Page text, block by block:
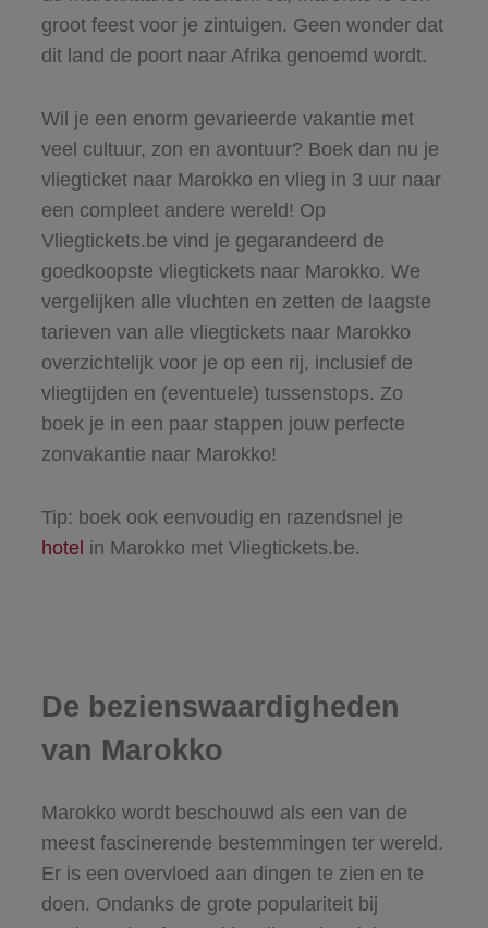
groot feest voor je zintuigen. Geen wonder dat
dit land de poort naar Afrika genoemd wordt.
Wil je een enorm gevarieerde vakantie met
veel cultuur, zon en avontuur? Boek dan nu je
vliegticket naar Marokko en vlieg in 3 uur naar
een compleet andere wereld! Op
Vliegtickets.be vind je gegarandeerd de
goedkoopste vliegtickets naar Marokko. We
vergelijken alle vluchten en zetten de laagste
tarieven van alle vliegtickets naar Marokko
overzichtelijk voor je op een rij, inclusief de
vliegtijden en (eventuele) tussenstops. Zo
boek je in een paar stappen jouw perfecte
zonvakantie naar Marokko!
Tip: boek ook eenvoudig en razendsnel je
hotel in Marokko met Vliegtickets.be.
De bezienswaardigheden
van Marokko
Marokko wordt beschouwd als een van de
meest fascinerende bestemmingen ter wereld.
Er is een overvloed aan dingen te zien en te
doen. Ondanks de grote populariteit bij